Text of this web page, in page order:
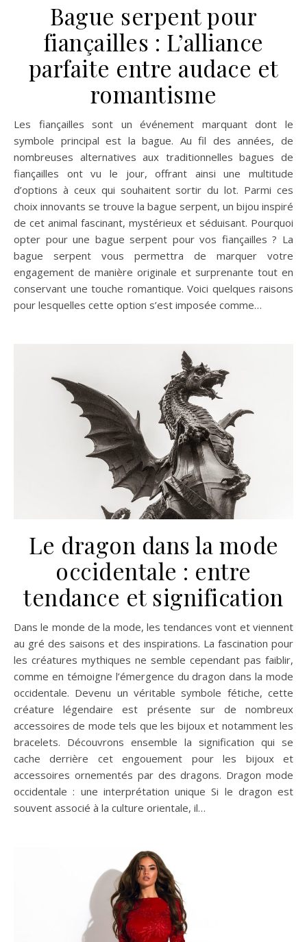
Bague serpent pour
fiançailles : L’alliance
parfaite entre audace et
romantisme
Les fiançailles sont un événement marquant dont le
symbole principal est la bague. Au fil des années, de
nombreuses alternatives aux traditionnelles bagues de
fiançailles ont vu le jour, offrant ainsi une multitude
d’options à ceux qui souhaitent sortir du lot. Parmi ces
choix innovants se trouve la bague serpent, un bijou inspiré
de cet animal fascinant, mystérieux et séduisant. Pourquoi
opter pour une bague serpent pour vos fiançailles ? La
bague serpent vous permettra de marquer votre
engagement de manière originale et surprenante tout en
conservant une touche romantique. Voici quelques raisons
pour lesquelles cette option s’est imposée comme…
Le dragon dans la mode
occidentale : entre
tendance et signification
Dans le monde de la mode, les tendances vont et viennent
au gré des saisons et des inspirations. La fascination pour
les créatures mythiques ne semble cependant pas faiblir,
comme en témoigne l’émergence du dragon dans la mode
occidentale. Devenu un véritable symbole fétiche, cette
créature légendaire est présente sur de nombreux
accessoires de mode tels que les bijoux et notamment les
bracelets. Découvrons ensemble la signification qui se
cache derrière cet engouement pour les bijoux et
accessoires ornementés par des dragons. Dragon mode
occidentale : une interprétation unique Si le dragon est
souvent associé à la culture orientale, il…